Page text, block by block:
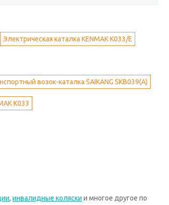
Электрическая каталка KENMAK K033/E
возок-каталка SAIKANG SKB039(A)
K033
, инвалидные коляски и многое другое по